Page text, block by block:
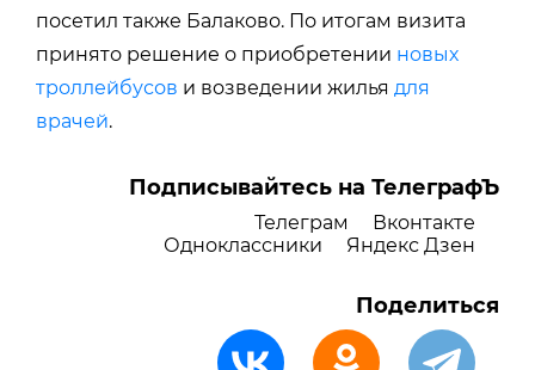
посетил также Балаково. По итогам визита
принято решение о приобретении новых
троллейбусов и возведении жилья для
врачей.
Подписывайтесь на ТелеграфЪ
Телеграм
Вконтакте
Одноклассники
Яндекс Дзен
Поделиться